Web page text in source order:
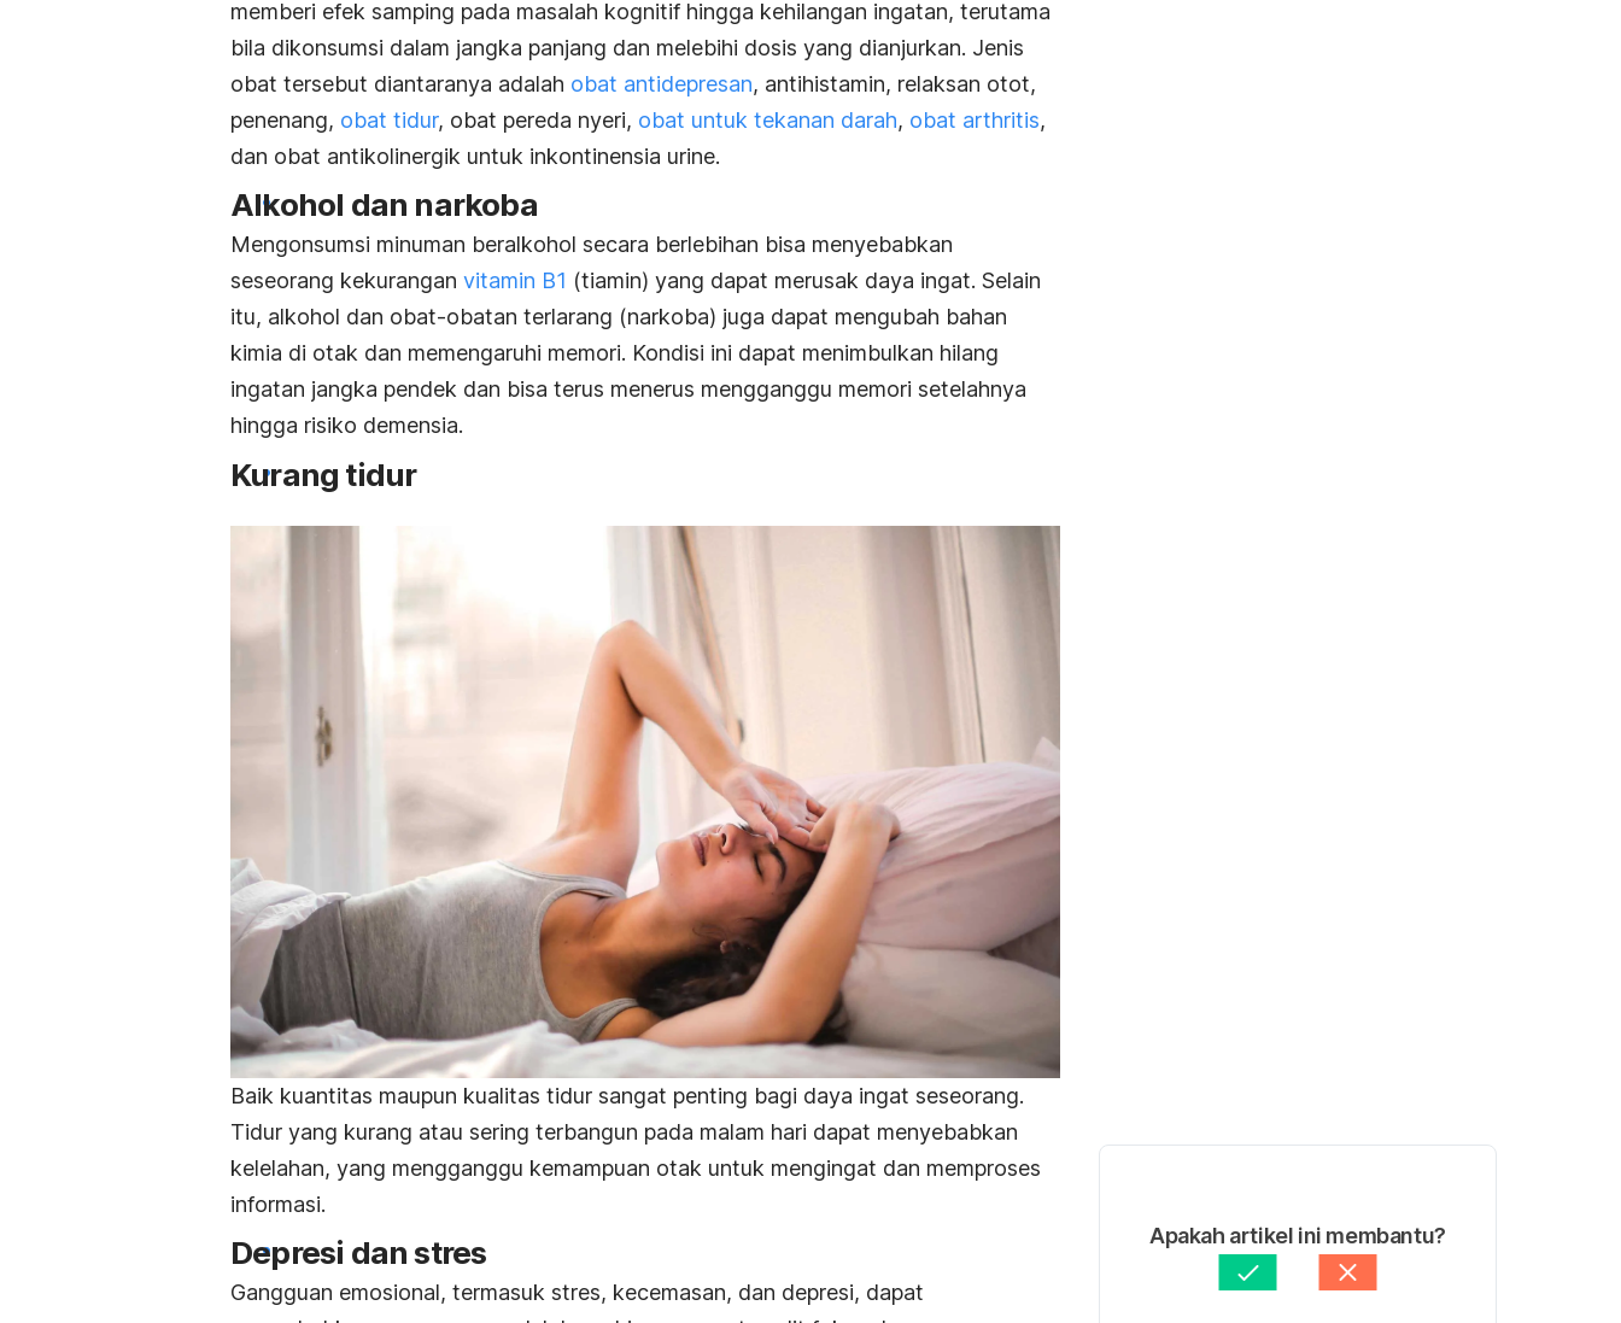
memberi efek samping pada masalah kognitif hingga kehilangan ingatan, terutama
bila dikonsumsi dalam jangka panjang dan melebihi dosis yang dianjurkan. Jenis
obat tersebut diantaranya adalah obat antidepresan, antihistamin, relaksan otot,
penenang, obat tidur, obat pereda nyeri, obat untuk tekanan darah, obat arthritis,
dan obat antikolinergik untuk inkontinensia urine.
Alkohol dan narkoba
Mengonsumsi minuman beralkohol secara berlebihan bisa menyebabkan
seseorang kekurangan vitamin B1 (tiamin) yang dapat merusak daya ingat. Selain
itu, alkohol dan obat-obatan terlarang (narkoba) juga dapat mengubah bahan
kimia di otak dan memengaruhi memori. Kondisi ini dapat menimbulkan hilang
ingatan jangka pendek dan bisa terus menerus mengganggu memori setelahnya
hingga risiko demensia.
Kurang tidur
Baik kuantitas maupun kualitas tidur sangat penting bagi daya ingat seseorang.
Tidur yang kurang atau sering terbangun pada malam hari dapat menyebabkan
kelelahan, yang mengganggu kemampuan otak untuk mengingat dan memproses
informasi.
Depresi dan stres
Gangguan emosional, termasuk stres, kecemasan, dan depresi, dapat
Apakah artikel ini membantu?